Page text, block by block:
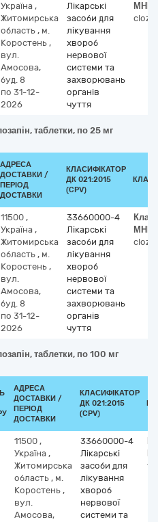
Україна ,
Житомирська
область , м.
Коростень ,
вул.
Амосова,
буд. 8
по 31-12-
2026
Лікарські
засоби для
лікування
хвороб
нервової
системи та
захворювань
органів
чуття
МНН
таблетки, по 25 мг
АДРЕСА
ДОСТАВКИ /
ПЕРІОД
ДОСТАВКИ
КЛАСИФІКАТОР
ДК 021:2015
(CPV)
11500 ,
Україна ,
Житомирська
область , м.
Коростень ,
вул.
Амосова,
буд. 8
по 31-12-
2026
33660000-4
Лікарські
засоби для
лікування
хвороб
нервової
системи та
захворювань
органів
чуття
МНН
таблетки, по 100 мг
АДРЕСА
ДОСТАВКИ /
ПЕРІОД
ДОСТАВКИ
КЛАСИФІКАТОР
ДК 021:2015
(CPV)
11500 ,
Україна ,
Житомирська
область , м.
Коростень ,
вул.
Амосова,
33660000-4
Лікарські
засоби для
лікування
хвороб
нервової
системи та